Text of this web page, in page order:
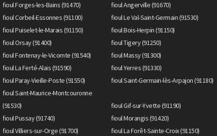
fioul Forges-les-Bains (91470)
fioul Angerville (91670)
fioul Corbeil-Essonnes (91100)
fioul Le Val-Saint-Germain (91530)
fioul Puiselet-le-Marais (91150)
fioul Bois-Herpin (91150)
fioul Orsay (91400)
fioul Tigery (91250)
fioul Fontenay-le-Vicomte (91540)
fioul Massy (91300)
fioul La Ferté-Alais (91590)
fioul Yerres (91330)
fioul Paray-Vieille-Poste (91550)
fioul Saint-Germain-lès-Arpajon (91180)
fioul Saint-Maurice-Montcouronne
(91530)
fioul Gif-sur-Yvette (91190)
fioul Pussay (91740)
fioul Morangis (91420)
fioul Villiers-sur-Orge (91700)
fioul La Forêt-Sainte-Croix (91150)